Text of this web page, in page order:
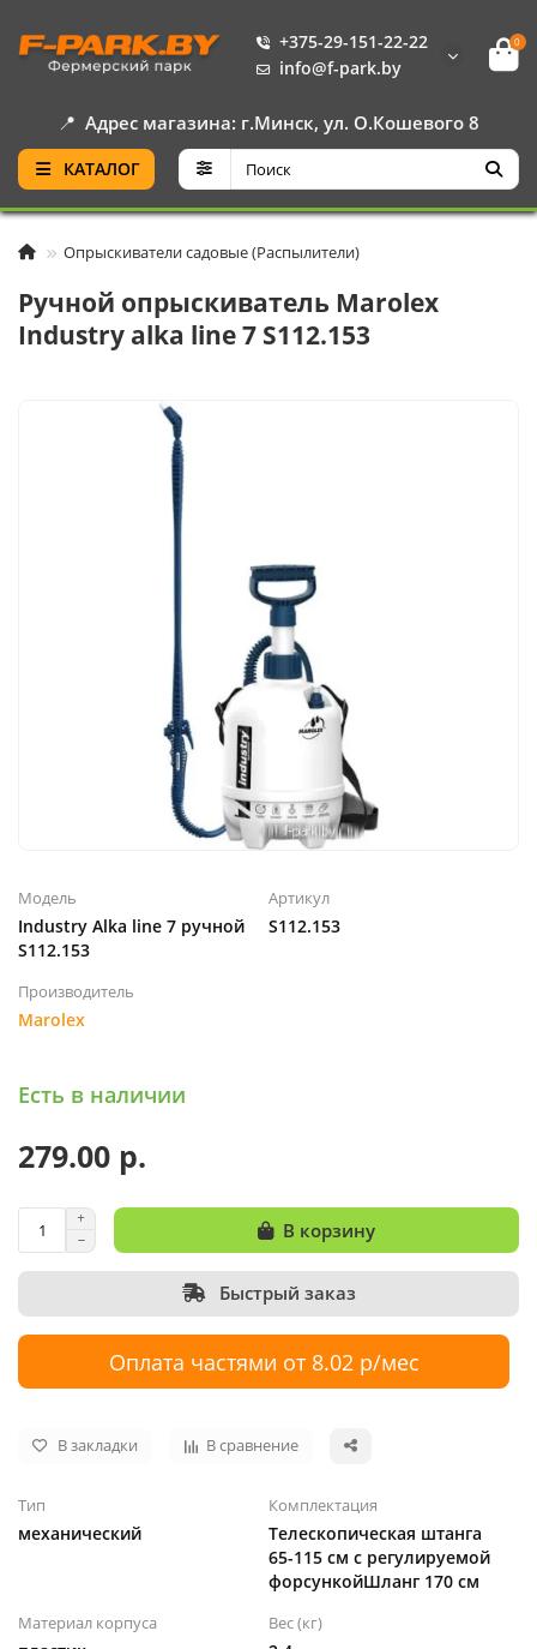
+375-29-151-22-22
info@f-park.by
0
📍 Адрес магазина: г.Минск, ул. О.Кошевого 8
КАТАЛОГ
Опрыскиватели садовые (Распылители)
Ручной опрыскиватель Marolex
Industry alka line 7 S112.153
Модель
Industry Alka line 7 ручной
S112.153
Артикул
S112.153
Производитель
Marolex
Есть в наличии
279.00 р.
В корзину
Быстрый заказ
Оплата частями от 8.02 р/мес
В закладки В сравнение
Тип
механический
Комплектация
Телескопическая штанга
65-115 см с регулируемой
форсункойШланг 170 см
Материал корпуса Вес (кг)